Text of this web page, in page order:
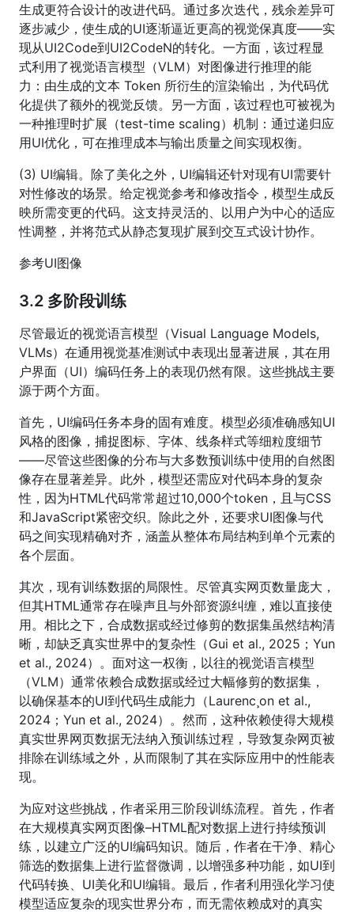
生成更符合设计的改进代码。通过多次迭代，残余差异可
逐步减少，使生成的UI逐渐逼近更高的视觉保真度——实
现从UI2Code到UI2CodeN的转化。一方面，该过程显
式利用了视觉语言模型（VLM）对图像进行推理的能
力：由生成的文本 Token 所衍生的渲染输出，为代码优
化提供了额外的视觉反馈。另一方面，该过程也可被视为
一种推理时扩展（test-time scaling）机制：通过递归应
用UI优化，可在推理成本与输出质量之间实现权衡。
(3) UI编辑。除了美化之外，UI编辑还针对现有UI需要针
对性修改的场景。给定视觉参考和修改指令，模型生成反
映所需变更的代码。这支持灵活的、以用户为中心的适应
性调整，并将范式从静态复现扩展到交互式设计协作。
参考UI图像
3.2 多阶段训练
尽管最近的视觉语言模型（Visual Language Models,
VLMs）在通用视觉基准测试中表现出显著进展，其在用
户界面（UI）编码任务上的表现仍然有限。这些挑战主要
源于两个方面。
首先，UI编码任务本身的固有难度。模型必须准确感知UI
风格的图像，捕捉图标、字体、线条样式等细粒度细节
——尽管这些图像的分布与大多数预训练中使用的自然图
像存在显著差异。此外，模型还需应对代码本身的复杂
性，因为HTML代码常常超过10,000个token，且与CSS
和JavaScript紧密交织。除此之外，还要求UI图像与代
码之间实现精确对齐，涵盖从整体布局结构到单个元素的
各个层面。
其次，现有训练数据的局限性。尽管真实网页数量庞大，
但其HTML通常存在噪声且与外部资源纠缠，难以直接使
用。相比之下，合成数据或经过修剪的数据集虽然结构清
晰，却缺乏真实世界中的复杂性（Gui et al., 2025；Yun
et al., 2024）。面对这一权衡，以往的视觉语言模型
（VLM）通常依赖合成数据或经过大幅修剪的数据集，
以确保基本的UI到代码生成能力（Laurenc¸on et al.,
2024；Yun et al., 2024）。然而，这种依赖使得大规模
真实世界网页数据无法纳入预训练过程，导致复杂网页被
排除在训练域之外，从而限制了其在实际应用中的性能表
现。
为应对这些挑战，作者采用三阶段训练流程。首先，作者
在大规模真实网页图像–HTML配对数据上进行持续预训
练，以建立广泛的UI编码知识。随后，作者在干净、精心
筛选的数据集上进行监督微调，以增强多种功能，如UI到
代码转换、UI美化和UI编辑。最后，作者利用强化学习使
模型适应复杂的现实世界分布，而无需依赖成对的真实